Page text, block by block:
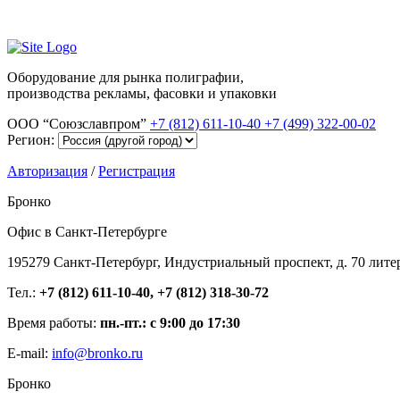
Оборудование для рынка полиграфии,
производства рекламы, фасовки и упаковки
ООО “Союзславпром” +7 (812) 611-10-40 +7 (499) 322-00-02
Регион:
Авторизация /Регистрация
Бронко
Офис в Санкт-Петербурге
195279 Санкт-Петербург, Индустриальный проспект, д. 70
Тел.: +7 (812) 611-10-40, +7 (812) 318-30-72
Время работы: пн.-пт.: с 9:00 до 17:30
E-mail: info@bronko.ru
Бронко